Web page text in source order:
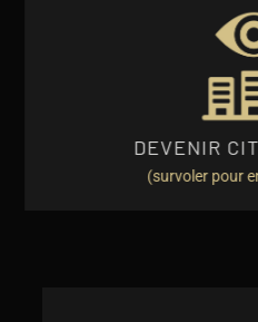
DEVENIR
(survoler pour
City Manager, c'est être le
coordination entre Free
voyageurs
EN